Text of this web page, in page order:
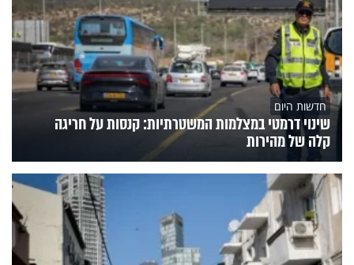
חדשות היום
שינוי דרמטי במצלמות המשטרתיות: קנסות על חריגה
קלה של מהירות